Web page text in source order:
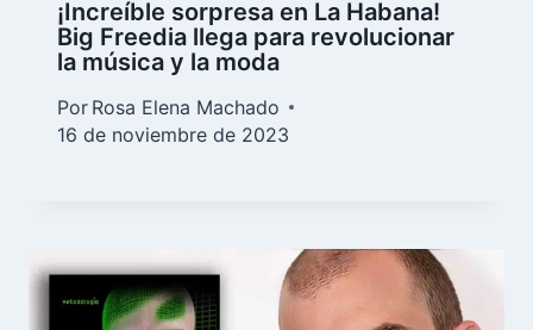
¡Increíble sorpresa en La Habana!
Big Freedia llega para revolucionar
la música y la moda
Por Rosa Elena Machado
16 de noviembre de 2023